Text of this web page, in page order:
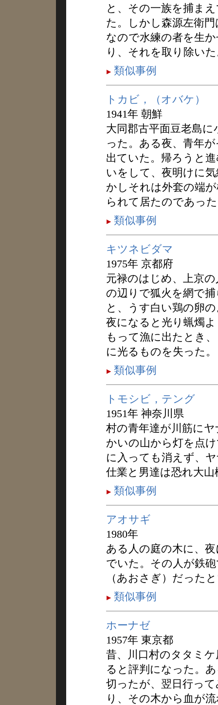
と、その一族を捕ま
た。しかし森源左衛
なので水練の者を生
り、それを取り除い
類似事例
トカビ，（オバケ）
1941年 朝鮮
大同郡古平面豆老島
った。ある夜、青年
出ていた。帰ろうと
いをして、夜明けに
かしそれは外套の端
られて居たのであっ
類似事例
キツネビダマ
1975年 京都府
元禄のはじめ、上京
の辺りで狐火を網で
と、うす白い鶏の卵
夜になると光り蝋燭
もって漁に出たとき
に光るものを失った。
類似事例
トモシビ，テング
1951年 神奈川県
村の青年達が川筋に
かいの山から灯を点
に入っても消えず、
仕業と男達は恐れ大
類似事例
アオサギ
1980年
ある人の庭の木に、
でいた。その人が鉄
（あおさぎ）だった
類似事例
ホーナゼ
1957年 東京都
昔、川口村のタタミ
ると評判になった。
切ったが、翌日行っ
り、その木から血が